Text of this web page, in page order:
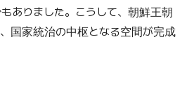
ありました。こうして、朝鮮王朝
国家統治の中枢となる空間が完成